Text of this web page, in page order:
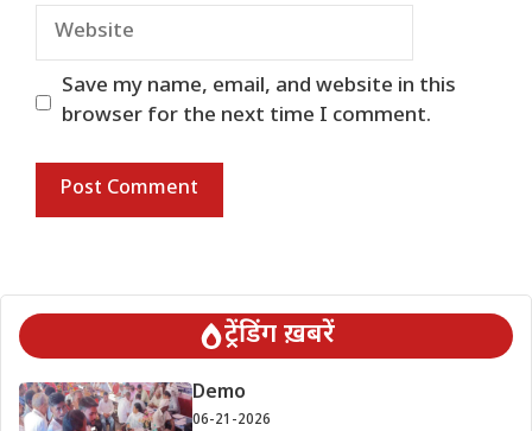
Website
Save my name, email, and website in this
browser for the next time I comment.
ट्रेंडिंग ख़बरें
Demo
06-21-2026